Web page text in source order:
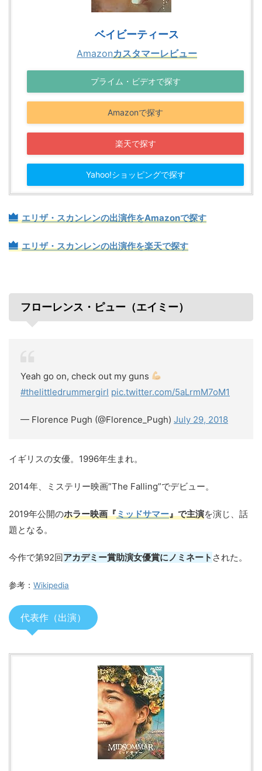
ベイビーティース
Amazonカスタマーレビュー
プライム・ビデオで探す
Amazonで探す
楽天で探す
Yahoo!ショッピングで探す
エリザ・スカンレンの出演作をAmazonで探す
エリザ・スカンレンの出演作を楽天で探す
フローレンス・ピュー（エイミー）
Yeah go on, check out my guns
#thelittledrummergirl pic.twitter.com/5aLrmM7oM1
— Florence Pugh (@Florence_Pugh) July 29, 2018
イギリスの女優。1996年生まれ。
2014年、ミステリー映画”The Falling”でデビュー。
2019年公開のホラー映画『ミッドサマー』で主演を演じ、話
題となる。
今作で第92回アカデミー賞助演女優賞にノミネート された。
参考： Wikipedia
代表作（出演）